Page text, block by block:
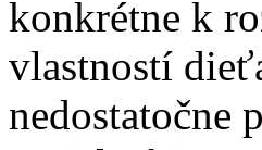
konkrétne k
vlastností
nedostatočne